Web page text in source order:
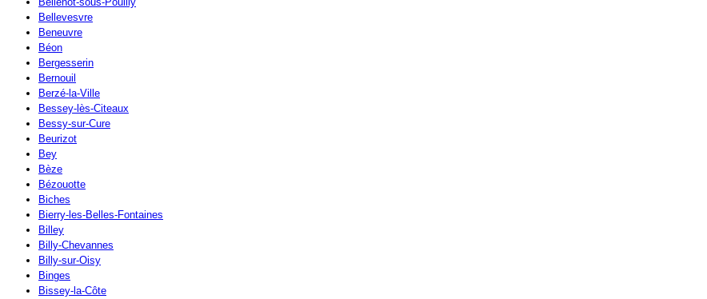
Bellevesvre
Beneuvre
Béon
Bergesserin
Bernouil
Berzé-la-Ville
Bessey-lès-Citeaux
Bessy-sur-Cure
Beurizot
Bey
Bèze
Bézouotte
Biches
Bierry-les-Belles-Fontaines
Billey
Billy-Chevannes
Billy-sur-Oisy
Binges
Bissey-la-Côte